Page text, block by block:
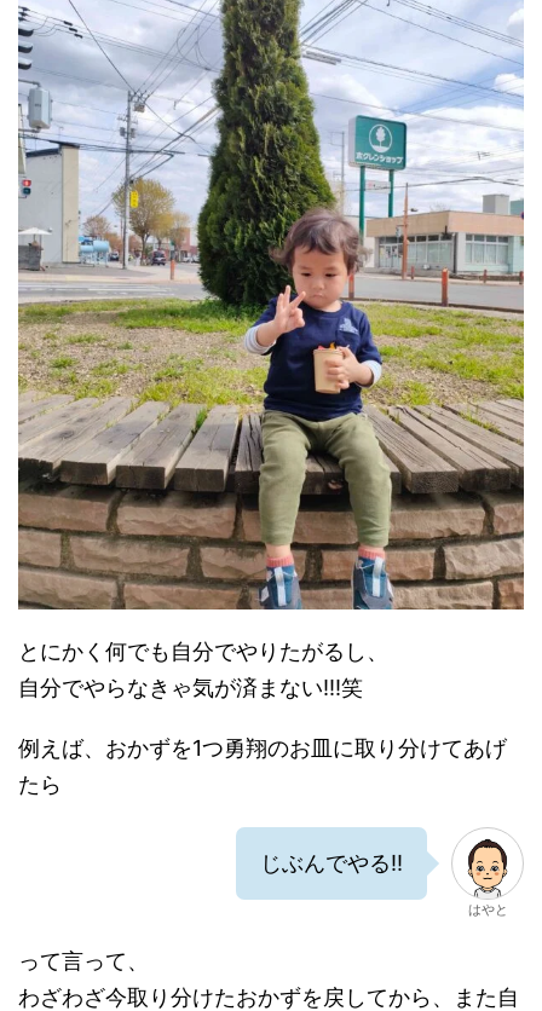
とにかく何でも自分でやりたがるし、
自分でやらなきゃ気が済まない!!!笑
例えば、おかずを1つ勇翔のお皿に取り分けてあげ
たら
じぶんでやる!!
はやと
って言って、
わざわざ今取り分けたおかずを戻してから、また自